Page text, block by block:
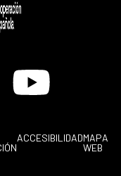
Youtube
ACCESIBILIDADMAPA
WEB